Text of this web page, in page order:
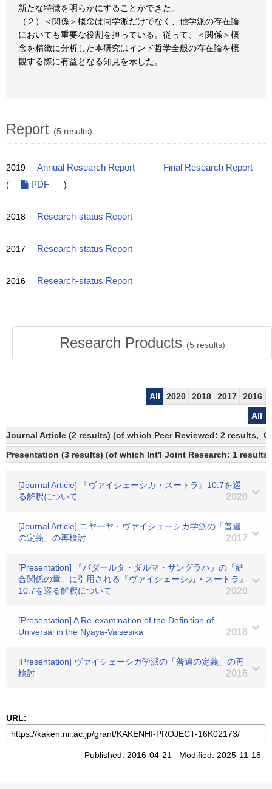
新たな特徴を明らかにすることができた。
（２）＜関係＞概念は同学派だけでなく、他学派の存在論
においても重要な役割を担っている。従って、＜関係＞概
念を精緻に分析した本研究はインド哲学全般の存在論を概
観する際に有益となる知見を示した。
Report (5 results)
2019 Annual Research Report
Final Research Report
(
PDF )
2018 Research-status Report
2017 Research-status Report
2016 Research-status Report
Research Products (5 results)
All 2020 2018 2017
2016
All
Journal Article (2 results) (of which Peer Reviewed: 2 results,
Presentation (3 results) (of which Int'l Joint Research: 1 results)
[Journal Article] 『ヴァイシェーシカ・スートラ』10.7を巡
る解釈について
2020
[Journal Article] ニヤーヤ・ヴァイシェーシカ学派の「普遍
の定義」の再検討
2017
[Presentation] 『パダールタ・ダルマ・サングラハ』の「結
合関係の章」に引用される『ヴァイシェーシカ・スートラ』
10.7を巡る解釈について
2020
[Presentation] A Re-examination of the Definition of
Universal in the Nyaya-Vaisesika
2018
[Presentation] ヴァイシェーシカ学派の「普遍の定義」の再
検討
2016
URL:
Published: 2016-04-21 Modified: 2025-11-18